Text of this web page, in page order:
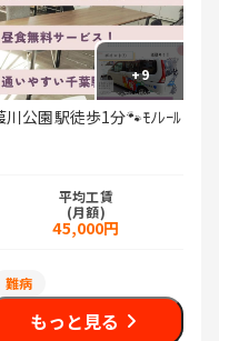
+9
公園駅徒歩1分🐾ﾓﾉﾚｰﾙ
平均工賃
(月額)
45,000円
難病
もっと見る